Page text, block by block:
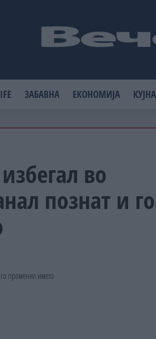
ЗАБАВНА ЕКОНОМИЈА КУЈНА
во
познат и го